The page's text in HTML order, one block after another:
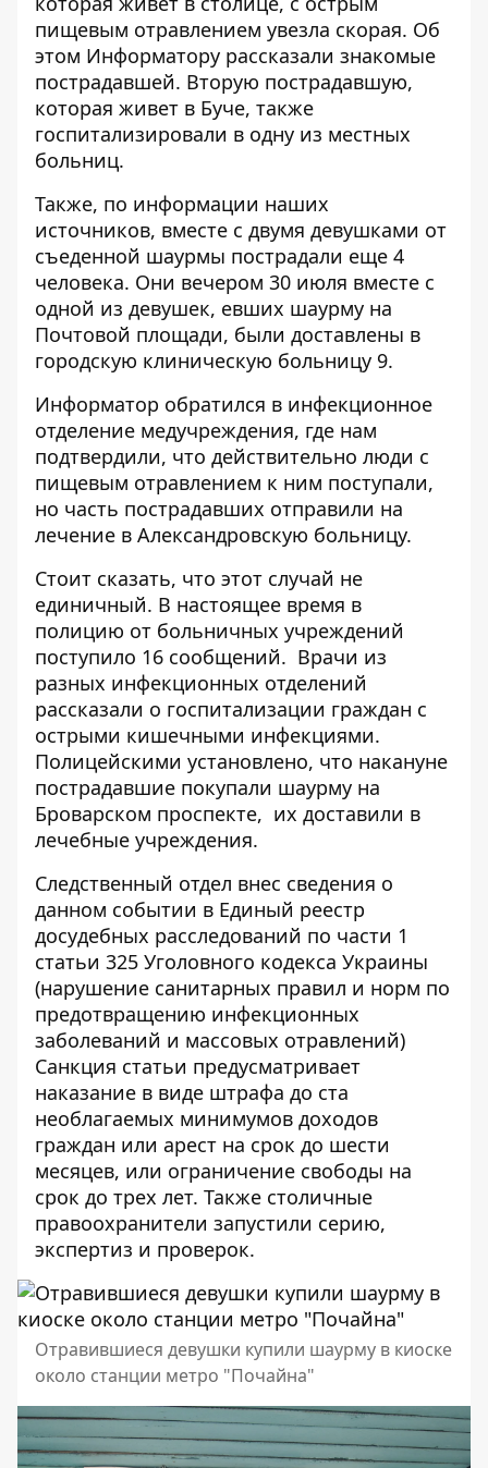
пищевым отравлением увезла скорая. Об
этом Информатору рассказали знакомые
пострадавшей. Вторую пострадавшую,
которая живет в Буче, также
госпитализировали в одну из местных
больниц.
Также, по информации наших
источников, вместе с двумя девушками от
съеденной шаурмы пострадали еще 4
человека. Они вечером 30 июля вместе с
одной из девушек, евших шаурму на
Почтовой площади, были доставлены в
городскую клиническую больницу 9.
Информатор обратился в инфекционное
отделение медучреждения, где нам
подтвердили, что действительно люди с
пищевым отравлением к ним поступали,
но часть пострадавших отправили на
лечение в Александровскую больницу.
Стоит сказать, что этот случай не
единичный. В настоящее время в
полицию от больничных учреждений
поступило 16 сообщений. Врачи из
разных инфекционных отделений
рассказали о госпитализации граждан с
острыми кишечными инфекциями.
Полицейскими установлено, что накануне
пострадавшие покупали шаурму на
Броварском проспекте, их доставили в
лечебные учреждения.
Следственный отдел внес сведения о
данном событии в Единый реестр
досудебных расследований по части 1
статьи 325 Уголовного кодекса Украины
(нарушение санитарных правил и норм по
предотвращению инфекционных
заболеваний и массовых отравлений)
Санкция статьи предусматривает
наказание в виде штрафа до ста
необлагаемых минимумов доходов
граждан или арест на срок до шести
месяцев, или ограничение свободы на
срок до трех лет. Также столичные
правоохранители запустили серию,
экспертиз и проверок.
Отравившиеся девушки купили шаурму в киоске
около станции метро "Почайна"